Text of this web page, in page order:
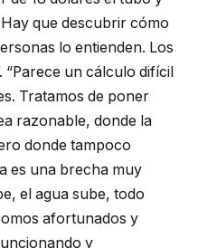
que descubrir cómo
lo entienden. Los
“Parece un cálculo difícil
Tratamos de poner
razonable, donde la
donde tampoco
es una brecha muy
el agua sube, todo
afortunados y
y